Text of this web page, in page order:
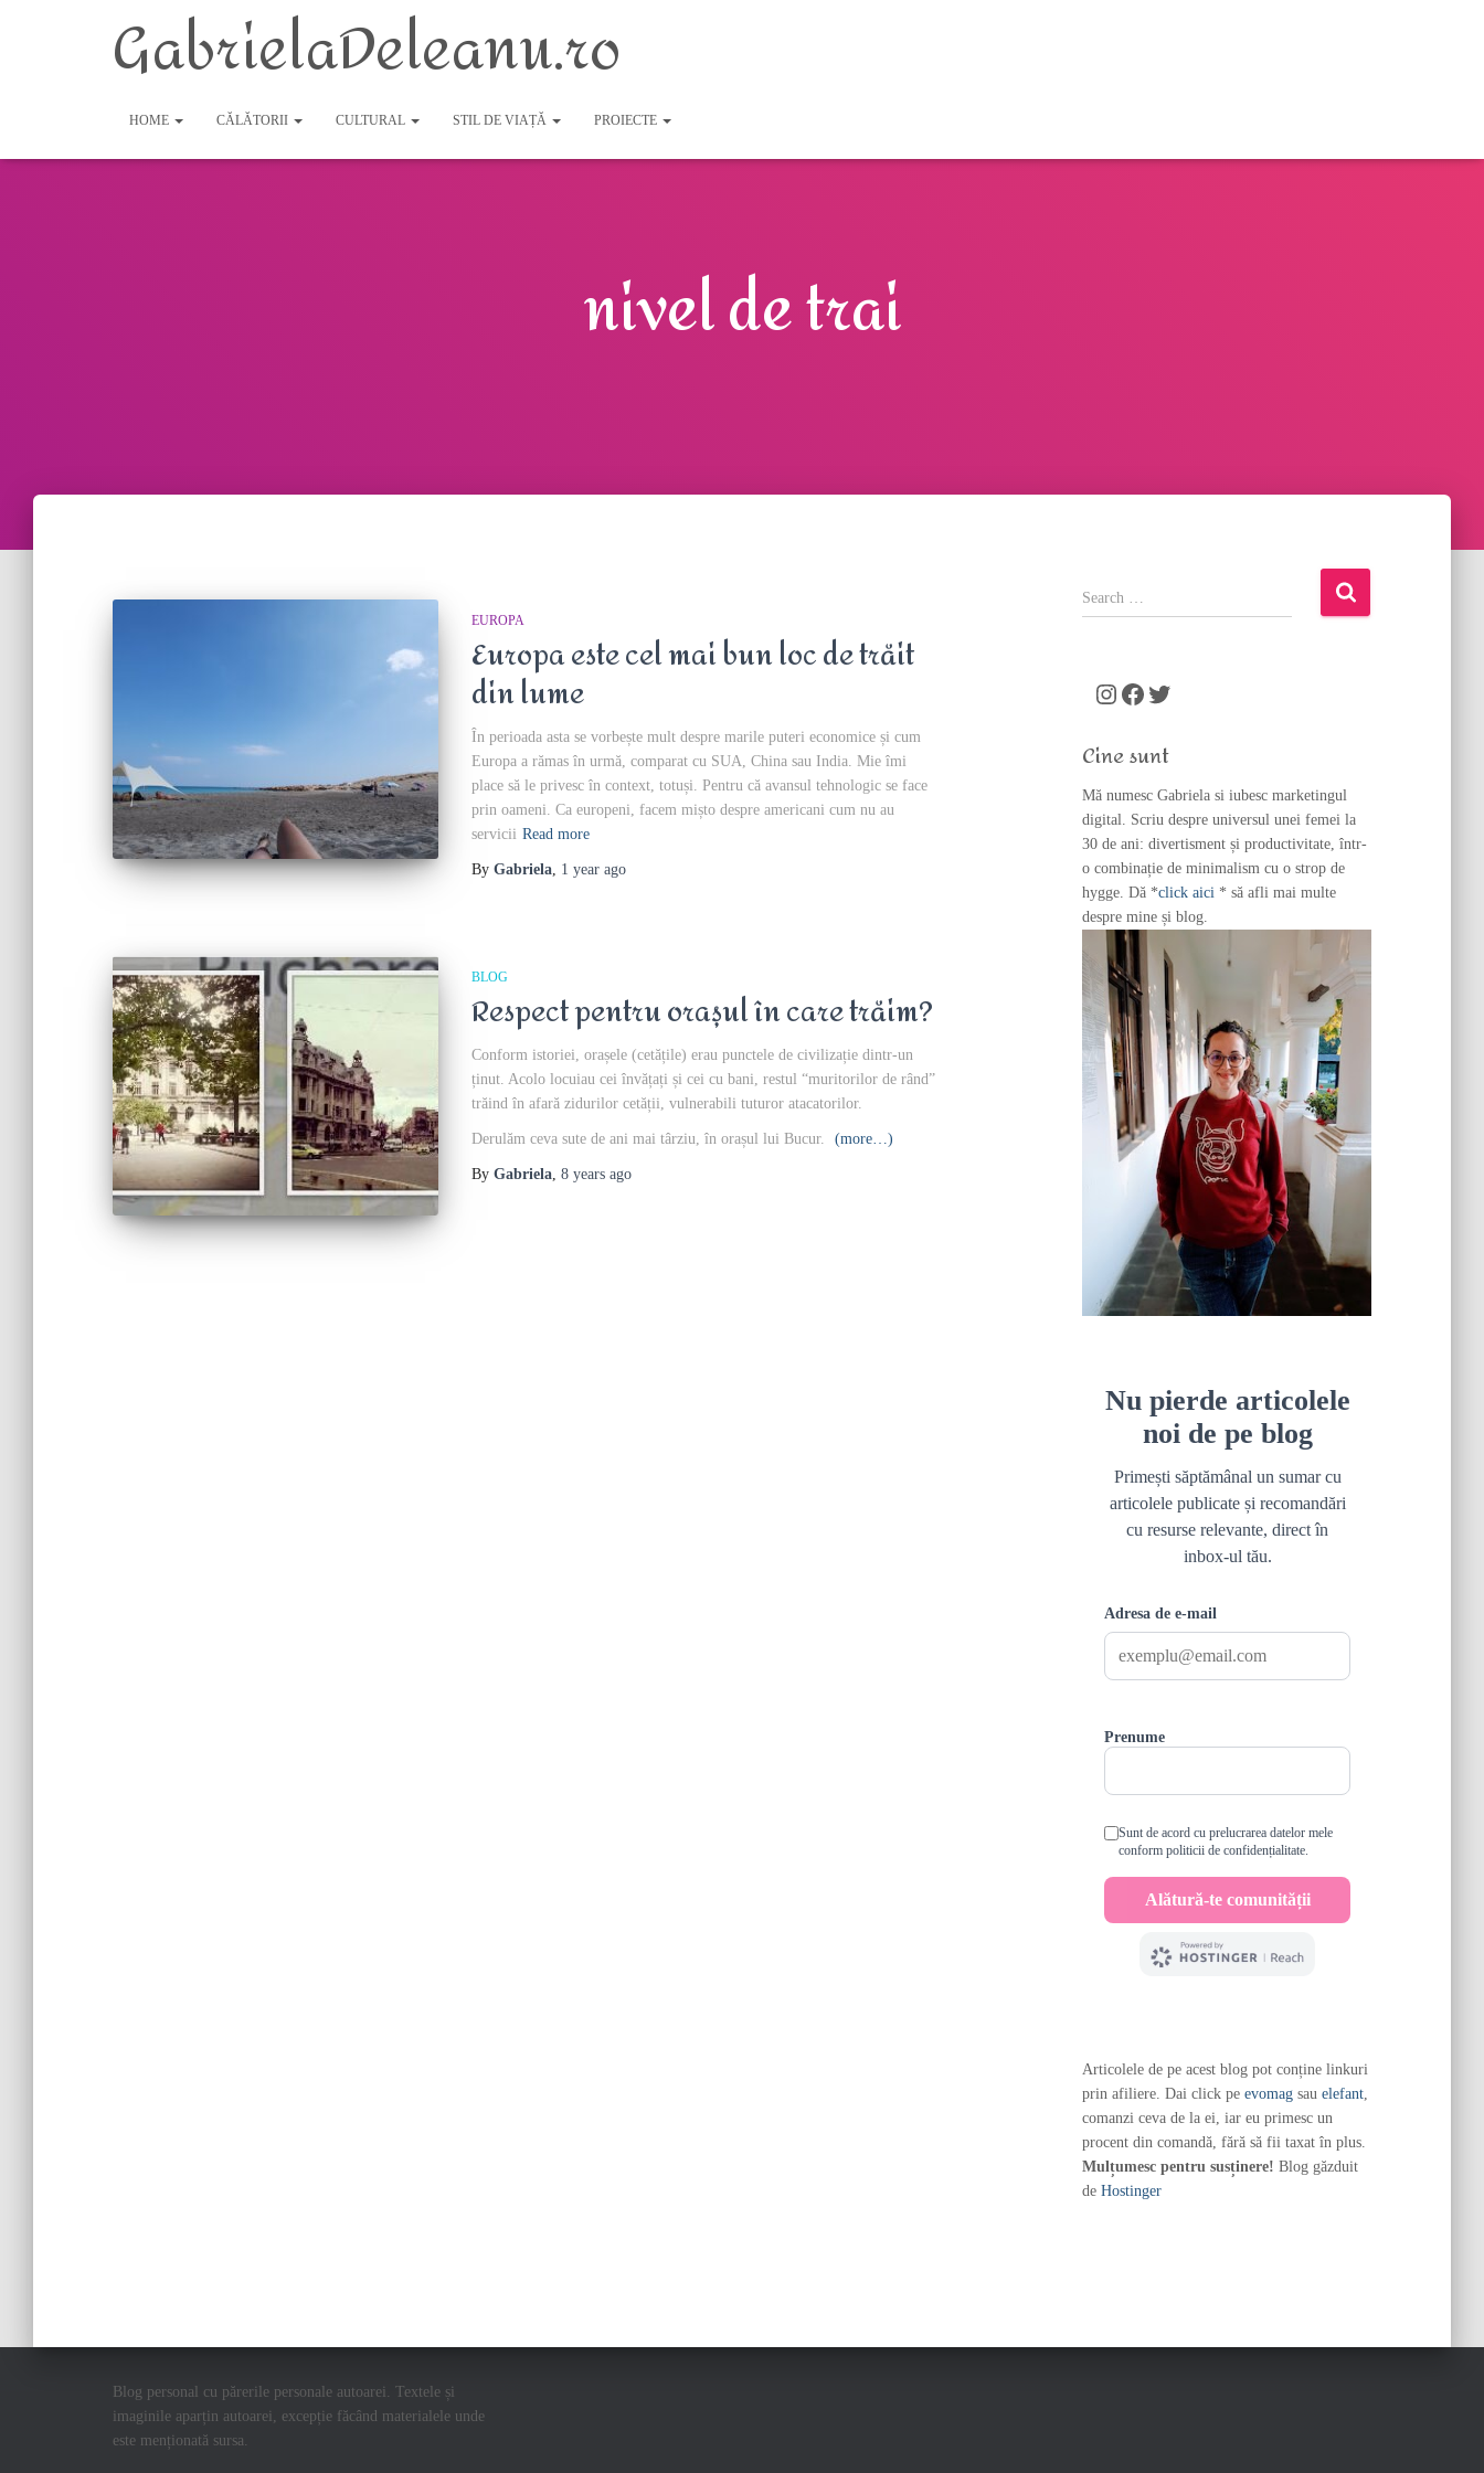
GabrielaDeleanu.ro
HOME CĂLĂTORII CULTURAL STIL DE VIAȚĂ PROIECTE
nivel de trai
EUROPA
Europa este cel mai bun loc de trăit
din lume
În perioada asta se vorbește mult despre marile puteri economice și cum
Europa a rămas în urmă, comparat cu SUA, China sau India. Mie îmi
place să le privesc în context, totuși. Pentru că avansul tehnologic se face
prin oameni. Ca europeni, facem mișto despre americani cum nu au
servicii Read more
By Gabriela, 1 year ago
BLOG
Respect pentru orașul în care trăim?
Conform istoriei, orașele (cetățile) erau punctele de civilizație dintr-un
ținut. Acolo locuiau cei învățați și cei cu bani, restul “muritorilor de rând”
trăind în afară zidurilor cetății, vulnerabili tuturor atacatorilor.
Derulăm ceva sute de ani mai târziu, în orașul lui Bucur. (more…)
By Gabriela, 8 years ago
S
e
o
Instagram Facebook Twitter
Cine sunt
Mă numesc Gabriela si iubesc marketingul
digital. Scriu despre universul unei femei la
30 de ani: divertisment și productivitate, într-
o combinație de minimalism cu o strop de
hygge. Dă *click aici * să afli mai multe
despre mine și blog.
Articolele de pe acest blog pot conține linkuri
prin afiliere. Dai click pe evomagsau elefant,
comanzi ceva de la ei, iar eu primesc un
procent din comandă, fără să fii taxat în plus.
Mulțumesc pentru susținere! Blog găzduit
de Hostinger
Blog personal cu părerile personale autoarei. Textele și
imaginile aparțin autoarei, excepție făcând materialele unde
este menționată sursa.